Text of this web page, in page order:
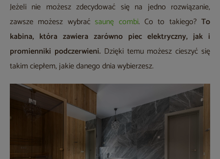
Jeżeli nie możesz zdecydować się na jedno rozwiązanie,
zawsze możesz wybraćsaunę combi. Co to takiego? To
kabina, która zawiera zarówno piec elektryczny, jak i
promienniki podczerwieni.Dzięki temu możesz cieszyć się
takim ciepłem, jakie danego dnia wybierzesz.